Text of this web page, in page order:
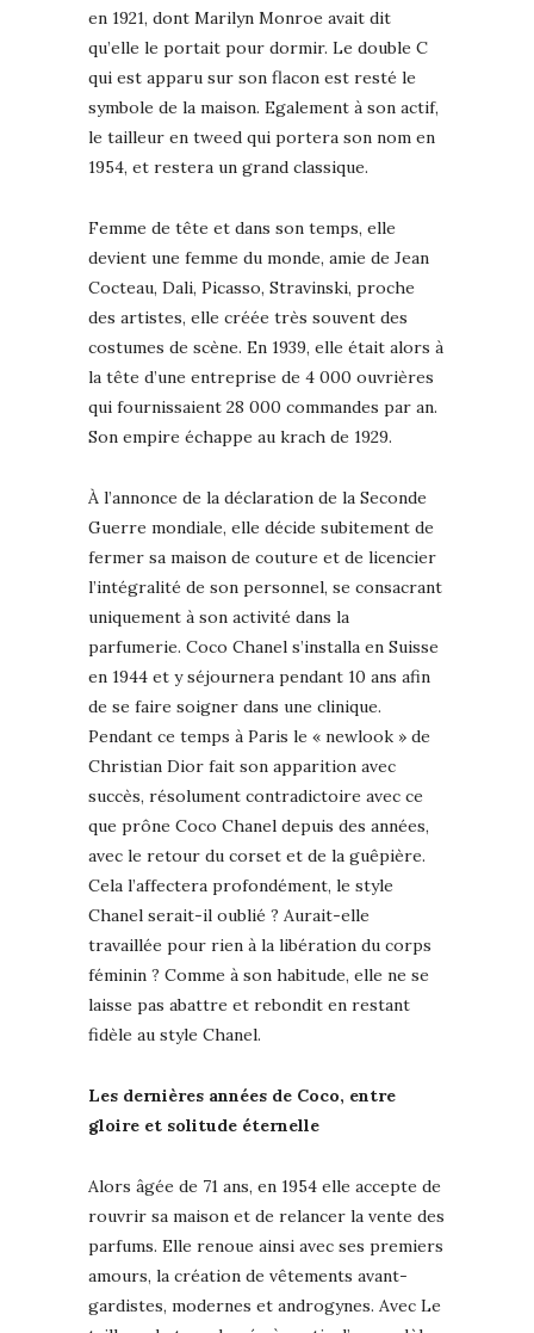
en 1921, dont Marilyn Monroe avait dit
qu’elle le portait pour dormir. Le double C
qui est apparu sur son flacon est resté le
symbole de la maison. Egalement à son actif,
le tailleur en tweed qui portera son nom en
1954, et restera un grand classique.
Femme de tête et dans son temps, elle
devient une femme du monde, amie de Jean
Cocteau, Dali, Picasso, Stravinski, proche
des artistes, elle créée très souvent des
costumes de scène. En 1939, elle était alors à
la tête d’une entreprise de 4 000 ouvrières
qui fournissaient 28 000 commandes par an.
Son empire échappe au krach de 1929.
À l’annonce de la déclaration de la Seconde
Guerre mondiale, elle décide subitement de
fermer sa maison de couture et de licencier
l’intégralité de son personnel, se consacrant
uniquement à son activité dans la
parfumerie. Coco Chanel s’installa en Suisse
en 1944 et y séjournera pendant 10 ans afin
de se faire soigner dans une clinique.
Pendant ce temps à Paris le « newlook » de
Christian Dior fait son apparition avec
succès, résolument contradictoire avec ce
que prône Coco Chanel depuis des années,
avec le retour du corset et de la guêpière.
Cela l’affectera profondément, le style
Chanel serait-il oublié ? Aurait-elle
travaillée pour rien à la libération du corps
féminin ? Comme à son habitude, elle ne se
laisse pas abattre et rebondit en restant
fidèle au style Chanel.
Les dernières années de Coco, entre
gloire et solitude éternelle
Alors âgée de 71 ans, en 1954 elle accepte de
rouvrir sa maison et de relancer la vente des
parfums. Elle renoue ainsi avec ses premiers
amours, la création de vêtements avant-
gardistes, modernes et androgynes. Avec Le